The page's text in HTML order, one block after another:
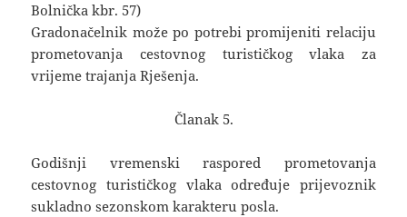
Bolnička kbr. 57)
Gradonačelnik može po potrebi promijeniti relaciju
prometovanja cestovnog turističkog vlaka za
vrijeme trajanja Rješenja.
Članak 5.
Godišnji vremenski raspored prometovanja
cestovnog turističkog vlaka određuje prijevoznik
sukladno sezonskom karakteru posla.